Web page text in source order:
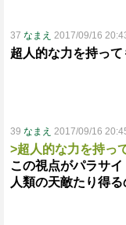
37 なまえ 2017/09/16
超人的な力を持っ
39 なまえ 2017/09/16
>超人的な力を持っ
この視点がパラサ
人類の天敵たり得